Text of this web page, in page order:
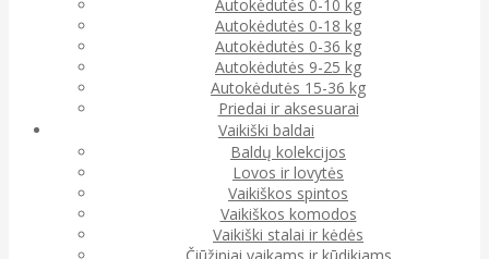
Autokėdutės 0-10 kg
Autokėdutės 0-18 kg
Autokėdutės 0-36 kg
Autokėdutės 9-25 kg
Autokėdutės 15-36 kg
Priedai ir aksesuarai
Vaikiški baldai
Baldų kolekcijos
Lovos ir lovytės
Vaikiškos spintos
Vaikiškos komodos
Vaikiški stalai ir kėdės
Čiūžiniai vaikams ir kūdikiams